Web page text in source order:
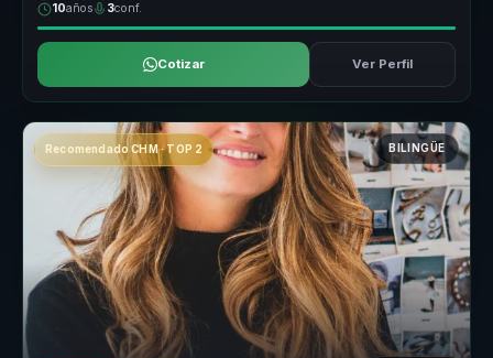
10años 3conf.
Cotizar Ver Perfil
Recomendado CHM · TOP 2 BILINGÜE